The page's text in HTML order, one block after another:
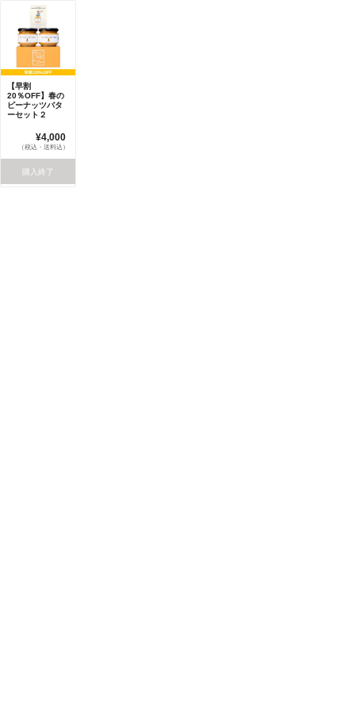
【早割
20％OFF】春の
ピーナッツバタ
ーセット２
¥4,000
（税込・送料込）
購入終了